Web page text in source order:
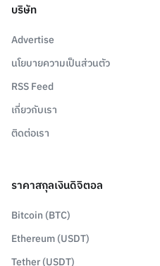
บริษัท
Advertise
นโยบายความเป็นส่วนตัว
RSS Feed
เกี่ยวกับเรา
ติดต่อเรา
ราคาสกุลเงินดิจิตอล
Bitcoin (BTC)
Ethereum (USDT)
Tether (USDT)